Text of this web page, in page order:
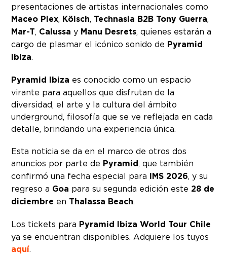
presentaciones de artistas internacionales como
Maceo Plex, Kölsch, Technasia B2B Tony Guerra,
Mar-T, Calussa y Manu Desrets, quienes estarán a
cargo de plasmar el icónico sonido de Pyramid
Ibiza.
Pyramid Ibiza es conocido como un espacio
virante para aquellos que disfrutan de la
diversidad, el arte y la cultura del ámbito
underground, filosofía que se ve reflejada en cada
detalle, brindando una experiencia única.
Esta noticia se da en el marco de otros dos
anuncios por parte de Pyramid, que también
confirmó una fecha especial para IMS 2026, y su
regreso a Goa para su segunda edición este 28 de
diciembre en Thalassa Beach.
Los tickets para Pyramid Ibiza World Tour Chile
ya se encuentran disponibles. Adquiere los tuyos
aquí.